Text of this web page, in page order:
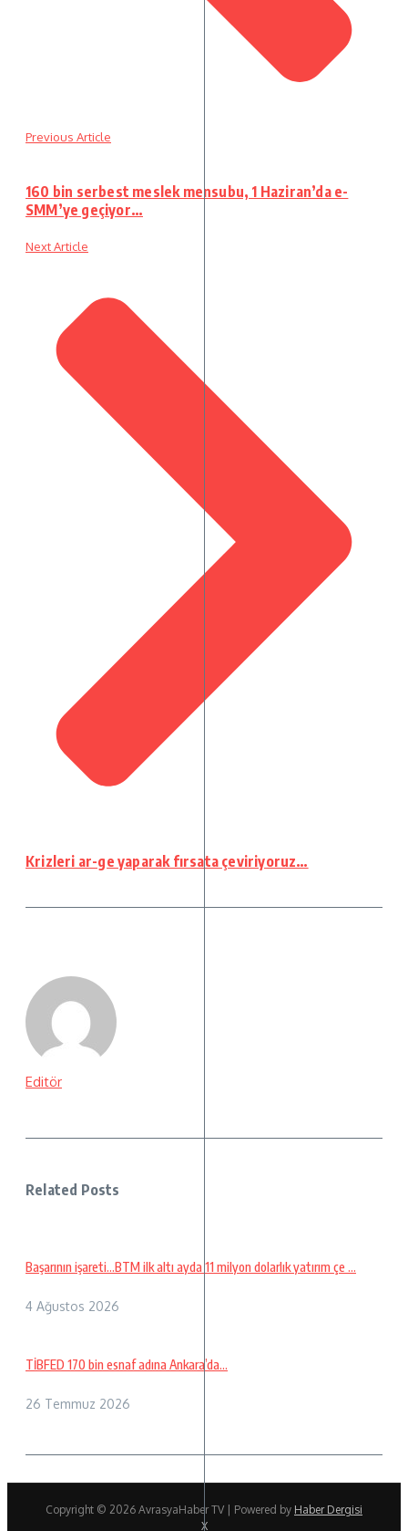
Previous Article
160 bin serbest meslek mensubu, 1 Haziran’da e-
SMM’ye geçiyor…
Next Article
Krizleri ar-ge yaparak fırsata çeviriyoruz…
Editör
Related Posts
Başarının işareti…BTM ilk altı ayda 11 milyon dolarlık yatırım çe ...
4 Ağustos 2026
TİBFED 170 bin esnaf adına Ankara’da…
26 Temmuz 2026
Copyright © 2026 AvrasyaHaber TV | Powered by Haber Dergisi
X